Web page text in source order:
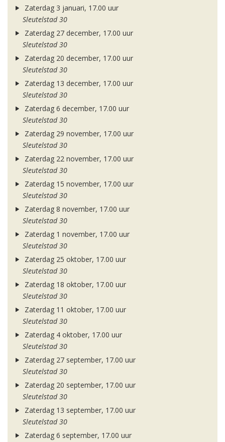
Zaterdag 3 januari, 17.00 uur
Sleutelstad 30
Zaterdag 27 december, 17.00 uur
Sleutelstad 30
Zaterdag 20 december, 17.00 uur
Sleutelstad 30
Zaterdag 13 december, 17.00 uur
Sleutelstad 30
Zaterdag 6 december, 17.00 uur
Sleutelstad 30
Zaterdag 29 november, 17.00 uur
Sleutelstad 30
Zaterdag 22 november, 17.00 uur
Sleutelstad 30
Zaterdag 15 november, 17.00 uur
Sleutelstad 30
Zaterdag 8 november, 17.00 uur
Sleutelstad 30
Zaterdag 1 november, 17.00 uur
Sleutelstad 30
Zaterdag 25 oktober, 17.00 uur
Sleutelstad 30
Zaterdag 18 oktober, 17.00 uur
Sleutelstad 30
Zaterdag 11 oktober, 17.00 uur
Sleutelstad 30
Zaterdag 4 oktober, 17.00 uur
Sleutelstad 30
Zaterdag 27 september, 17.00 uur
Sleutelstad 30
Zaterdag 20 september, 17.00 uur
Sleutelstad 30
Zaterdag 13 september, 17.00 uur
Sleutelstad 30
Zaterdag 6 september, 17.00 uur